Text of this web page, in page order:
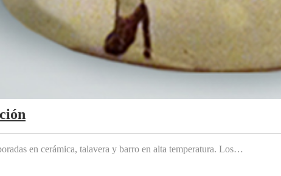
en cerámica, talavera y barro en alta temperatura. Los…